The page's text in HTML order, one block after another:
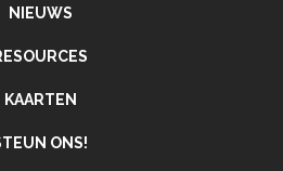
NIEUWS
KAARTEN
ONS!